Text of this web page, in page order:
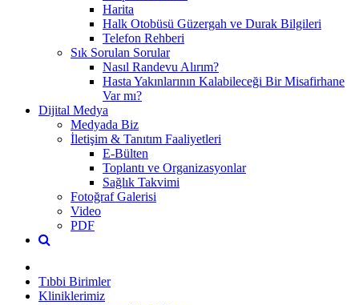
Harita
Halk Otobüsü Güzergah ve Durak Bilgileri
Telefon Rehberi
Sık Sorulan Sorular
Nasıl Randevu Alırım?
Hasta Yakınlarının Kalabileceği Bir Misafirhane
Var mı?
Dijital Medya
Medyada Biz
İletişim & Tanıtım Faaliyetleri
E-Bülten
Toplantı ve Organizasyonlar
Sağlık Takvimi
Fotoğraf Galerisi
Video
PDF
Tıbbi Birimler
Kliniklerimiz